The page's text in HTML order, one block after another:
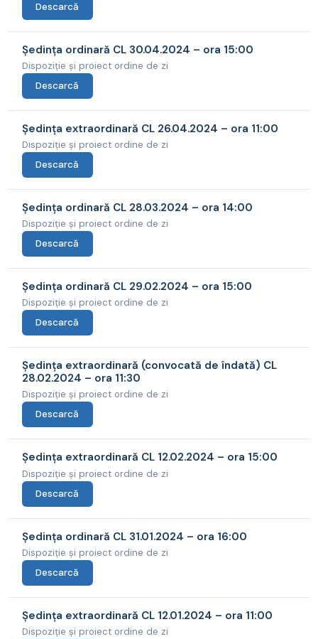
Descarcă
Ședința ordinară CL 30.04.2024 – ora 15:00
Dispoziție și proiect ordine de zi
Descarcă
Ședința extraordinară CL 26.04.2024 – ora 11:00
Dispoziție și proiect ordine de zi
Descarcă
Ședința ordinară CL 28.03.2024 – ora 14:00
Dispoziție și proiect ordine de zi
Descarcă
Ședința ordinară CL 29.02.2024 – ora 15:00
Dispoziție și proiect ordine de zi
Descarcă
Ședința extraordinară (convocată de îndată) CL
28.02.2024 – ora 11:30
Dispoziție și proiect ordine de zi
Descarcă
Ședința extraordinară CL 12.02.2024 – ora 15:00
Dispoziție și proiect ordine de zi
Descarcă
Ședința ordinară CL 31.01.2024 – ora 16:00
Dispoziție și proiect ordine de zi
Descarcă
Ședința extraordinară CL 12.01.2024 – ora 11:00
Dispoziție și proiect ordine de zi